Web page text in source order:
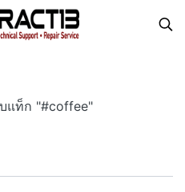
แท็ก "#coffee"